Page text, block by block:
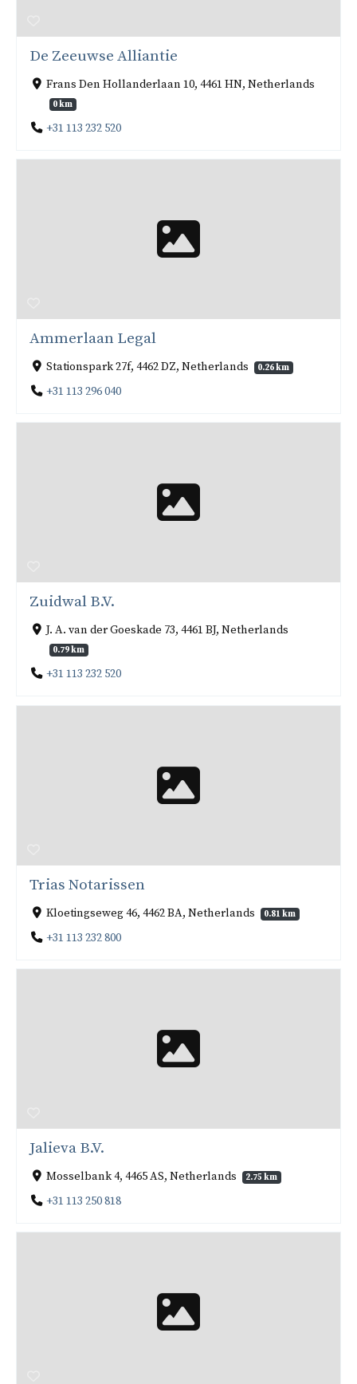
De Zeeuwse Alliantie
Frans Den Hollanderlaan 10, 4461 HN, Netherlands
0 km
+31 113 232 520
Ammerlaan Legal
Stationspark 27f, 4462 DZ, Netherlands 0.26 km
+31 113 296 040
Zuidwal B.V.
J. A. van der Goeskade 73, 4461 BJ, Netherlands
0.79 km
+31 113 232 520
Trias Notarissen
Kloetingseweg 46, 4462 BA, Netherlands 0.81 km
+31 113 232 800
Jalieva B.V.
Mosselbank 4, 4465 AS, Netherlands 2.75 km
+31 113 250 818